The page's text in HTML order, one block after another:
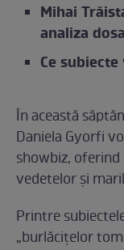
Mihai
analiza
Ce
În această
Daniela Gyorfi
showbiz,
vedetelor și
Printre
„burlăcițelor